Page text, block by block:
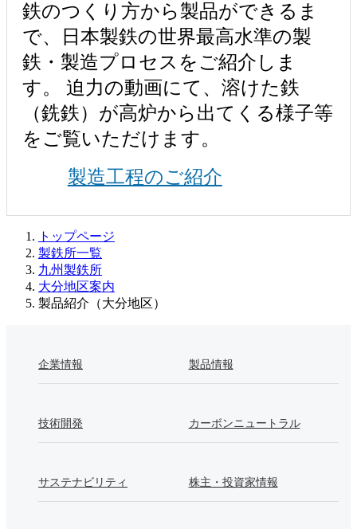
鉄のつくり方から製品ができるま
で、日本製鉄の世界最高水準の製
鉄・製造プロセスをご紹介しま
す。 迫力の動画にて、溶けた鉄
（銑鉄）が高炉から出てくる様子等
をご覧いただけます。
製造工程のご紹介
トップページ
製鉄所一覧
九州製鉄所
大分地区案内
製品紹介（大分地区）
企業情報 製品情報
技術開発 カーボンニュートラル
サステナビリティ 株主・投資家情報